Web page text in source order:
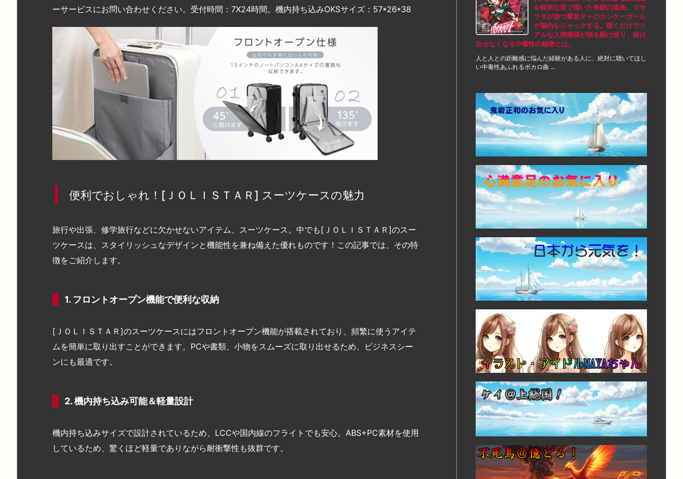
ーサービスにお問い合わせください。受付時間：7X24時間。機内持ち込みOKSサイズ：57*26*38
便利でおしゃれ！[ＪＯＬＩＳＴＡＲ] スーツケースの魅力
旅行や出張、修学旅行などに欠かせないアイテム、スーツケース。中でも[ＪＯＬＩＳＴＡＲ]のスー
ツケースは、スタイリッシュなデザインと機能性を兼ね備えた優れものです！この記事では、その特
徴をご紹介します。
1. フロントオープン機能で便利な収納
[ＪＯＬＩＳＴＡＲ]のスーツケースにはフロントオープン機能が搭載されており、頻繁に使うアイテ
ムを簡単に取り出すことができます。PCや書類、小物をスムーズに取り出せるため、ビジネスシー
ンにも最適です。
2. 機内持ち込み可能＆軽量設計
機内持ち込みサイズで設計されているため、LCCや国内線のフライトでも安心。ABS+PC素材を使用
しているため、驚くほど軽量でありながら耐衝撃性も抜群です。
を軽快な音で描いた奇跡の楽曲。マサ
ラダが放つ重音テトのカンケーガール
が脳内をジャックする。聴くだけでリ
アルな人間模様が頭を駆け巡り、抜け
出せなくなる中毒性の秘密とは。
人と人との距離感に悩んだ経験がある人に、絶対に聴いてほし
い中毒性あふれるボカロ曲 ...